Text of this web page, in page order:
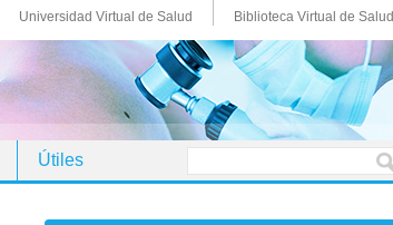
Universidad Virtual de Salud Biblioteca Virtual de Salud
Útiles